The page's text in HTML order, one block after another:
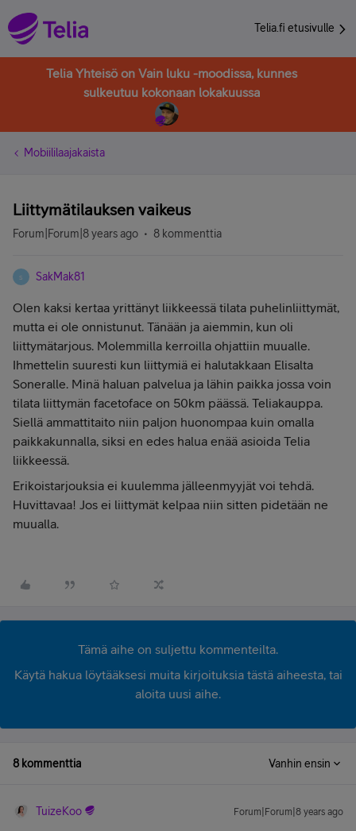
Telia.fi etusivulle
Telia Yhteisö on Vain luku -moodissa, kunnes
sulkeutuu kokonaan lokakuussa
Mobiililaajakaista
Liittymätilauksen vaikeus
Forum|Forum|8 years ago 8 kommenttia
S SakMak81
Olen kaksi kertaa yrittänyt liikkeessä tilata puhelinliittymät,
mutta ei ole onnistunut. Tänään ja aiemmin, kun oli
liittymätarjous. Molemmilla kerroilla ohjattiin muualle.
Ihmettelin suuresti kun liittymiä ei halutakkaan Elisalta
Soneralle. Minä haluan palvelua ja lähin paikka jossa voin
tilata liittymän facetoface on 50km päässä. Teliakauppa.
Siellä ammattitaito niin paljon huonompaa kuin omalla
paikkakunnalla, siksi en edes halua enää asioida Telia
liikkeessä.
Erikoistarjouksia ei kuulemma jälleenmyyjät voi tehdä.
Huvittavaa! Jos ei liittymät kelpaa niin sitten pidetään ne
muualla.
Tämä aihe on suljettu kommenteilta.
Käytä hakua löytääksesi muita kirjoituksia tästä aiheesta, tai
aloita uusi aihe.
8 kommenttia Vanhin ensin
TuizeKoo Forum|Forum|8 years ago